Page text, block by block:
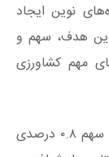
نوین ایجاد
هدف، سهم و
مهم کشاورزی
وی افزود: بر این اساس استان تهران با وجود سهم ۰.۸ درصدی